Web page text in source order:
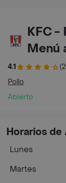
KFC -
Menú
4.1
Pollo
Abierto
Horarios
Lunes
Martes